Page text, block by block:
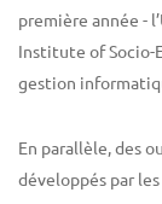
première année -
Institute of Socio-
gestion
En parallèle, des
développés par